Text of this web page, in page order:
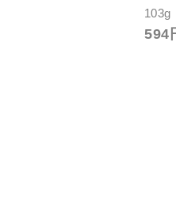
103g
594